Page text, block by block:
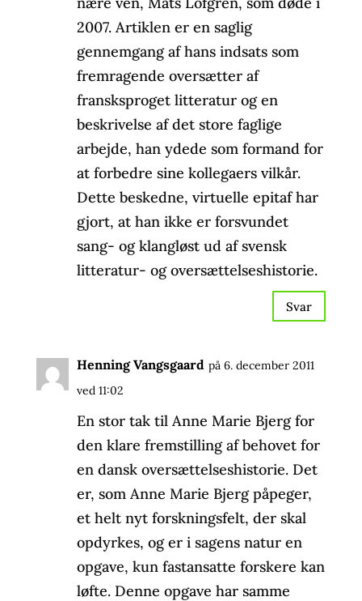
2007. Artiklen er en saglig
gennemgang af hans indsats som
fremragende oversætter af
fransksproget litteratur og en
beskrivelse af det store faglige
arbejde, han ydede som formand for
at forbedre sine kollegaers vilkår.
Dette beskedne, virtuelle epitaf har
gjort, at han ikke er forsvundet
sang- og klangløst ud af svensk
litteratur- og oversættelseshistorie.
Svar
Henning Vangsgaard på 6. december 2011
ved 11:02
En stor tak til Anne Marie Bjerg for
den klare fremstilling af behovet for
en dansk oversættelseshistorie. Det
er, som Anne Marie Bjerg påpeger,
et helt nyt forskningsfelt, der skal
opdyrkes, og er i sagens natur en
opgave, kun fastansatte forskere kan
løfte. Denne opgave har samme